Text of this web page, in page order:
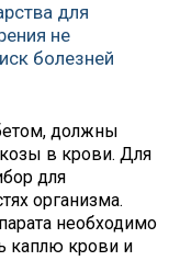
для
не
болезней
должны
в крови. Для
для
организма.
необходимо
каплю крови и